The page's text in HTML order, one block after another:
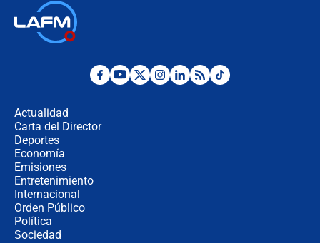
Estratega de Abelardo de la Espriella
Actualidad
Carta del Director
Deportes
Economía
Emisiones
Entretenimiento
Internacional
Orden Público
Política
Sociedad